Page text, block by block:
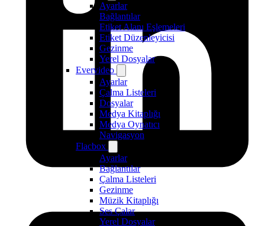
Ayarlar
Bağlantılar
Etiket Alanı Eşlemeleri
Etiket Düzenleyicisi
Gezinme
Yerel Dosyalar
Evervideo
Ayarlar
Çalma Listeleri
Dosyalar
Medya Kitaplığı
Medya Oynatıcı
Navigasyon
Flacbox
Ayarlar
Bağlantılar
Çalma Listeleri
Gezinme
Müzik Kitaplığı
Ses Çalar
Yerel Dosyalar